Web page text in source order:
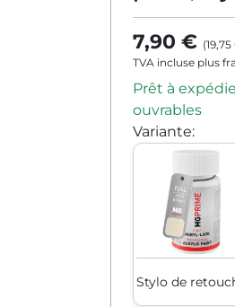
7,90 € (
TVA incluse plus
Prêt à
ouvrables
Variante:
Stylo de